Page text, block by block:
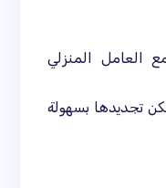
العامل المنزلي
تجديدها بسهولة